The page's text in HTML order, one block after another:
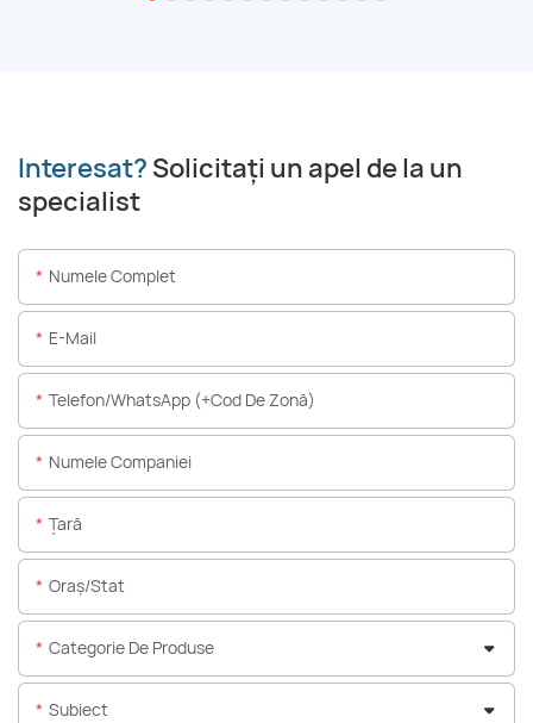
Interesat? Solicitați un apel de la un
specialist
Numele Complet
E-Mail
Telefon/WhatsApp (+Cod De Zonă)
Numele Companiei
Ţară
Oraș/stat
Categorie De Produse
Subiect